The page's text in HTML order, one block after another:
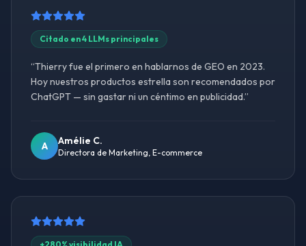
Citado en 4 LLMs principales
“Thierry fue el primero en hablarnos de GEO en 2023.
Hoy nuestros productos estrella son recomendados por
ChatGPT — sin gastar ni un céntimo en publicidad.”
A Amélie C.
Directora de Marketing, E-commerce